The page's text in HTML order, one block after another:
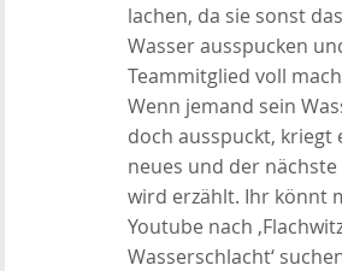
lachen, da sie sonst das
Wasser ausspucken
Teammitglied voll
Wenn jemand sein
doch ausspuckt, kriegt
neues und der nächste
wird erzählt. Ihr könnt
Youtube nach
Wasserschlacht‘